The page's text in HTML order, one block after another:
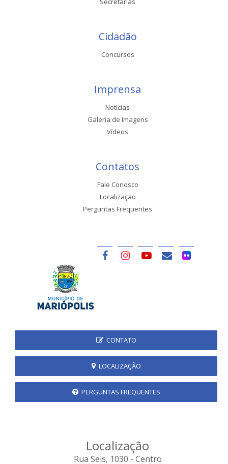
Cidadão
Concursos
Imprensa
Notícias
Galeria de Imagens
Vídeos
Contatos
Fale Conosco
Localização
Perguntas Frequentes
CONTATO
LOCALIZAÇÃO
PERGUNTAS FREQUENTES
Localização
Rua Seis, 1030 - Centro